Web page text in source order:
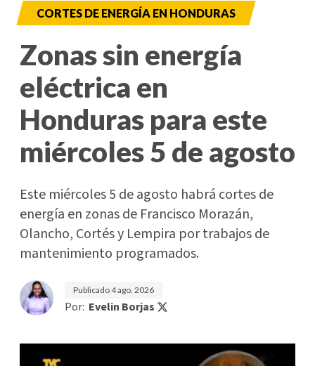
CORTES DE ENERGÍA EN HONDURAS
Zonas sin energía
eléctrica en
Honduras para este
miércoles 5 de agosto
Este miércoles 5 de agosto habrá cortes de
energía en zonas de Francisco Morazán,
Olancho, Cortés y Lempira por trabajos de
mantenimiento programados.
Publicado4 ago. 2026
Por: Evelin Borjas